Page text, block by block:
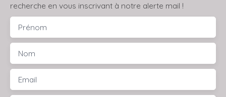
recherche en vous inscrivant à notre alerte mail !
Prénom
Nom
Email